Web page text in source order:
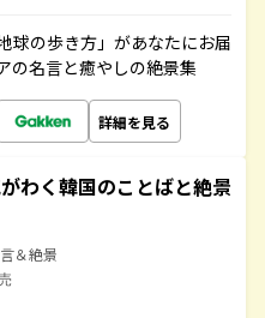
球の歩き方」があなたにお届
の名言と癒やしの絶景集
詳細を見る
わく韓国のことばと絶景
＆絶景